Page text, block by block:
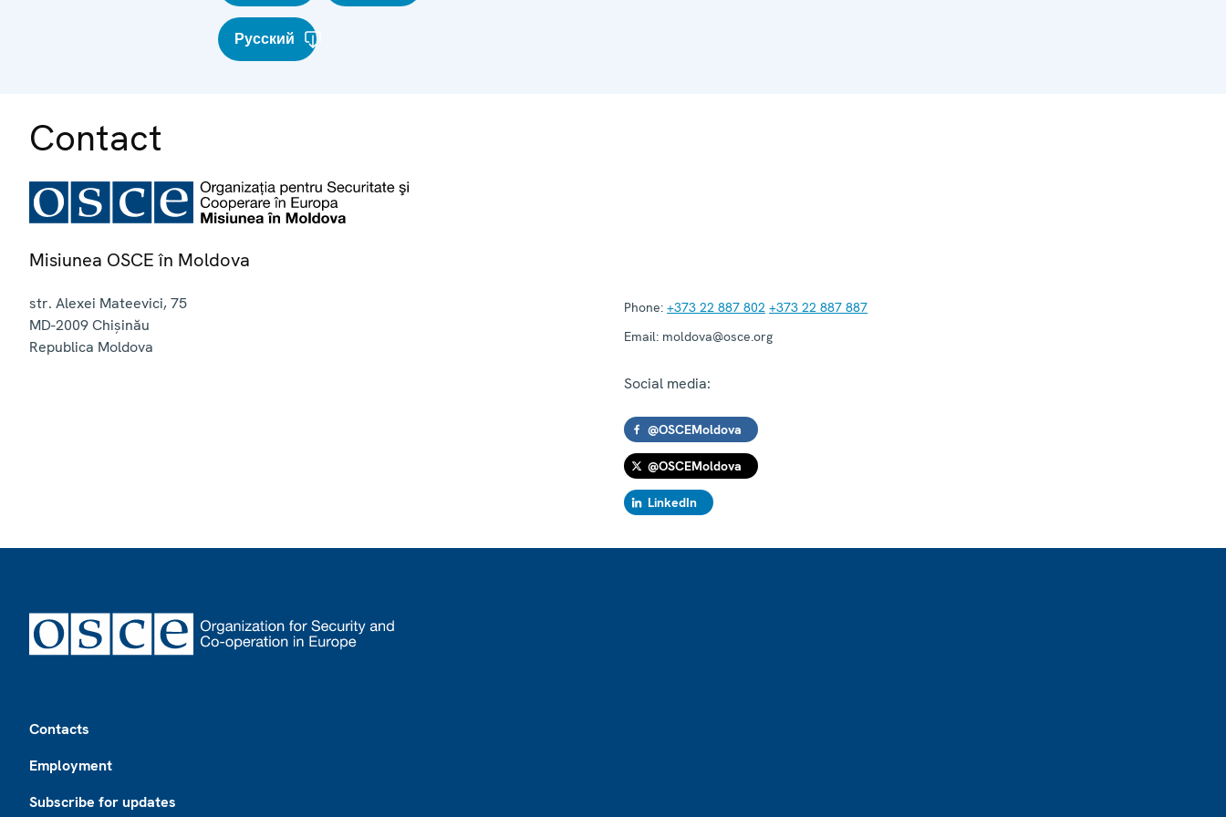
Русский
Contact
Misiunea OSCE în Moldova
str. Alexei Mateevici, 75
MD-2009Chișinău
Republica Moldova
Phone: +373 22 887 802 +373 22 887 887
Email: moldova@osce.org
Social media:
@OSCEMoldova
@OSCEMoldova
LinkedIn
Contacts
Employment
Subscribe for updates